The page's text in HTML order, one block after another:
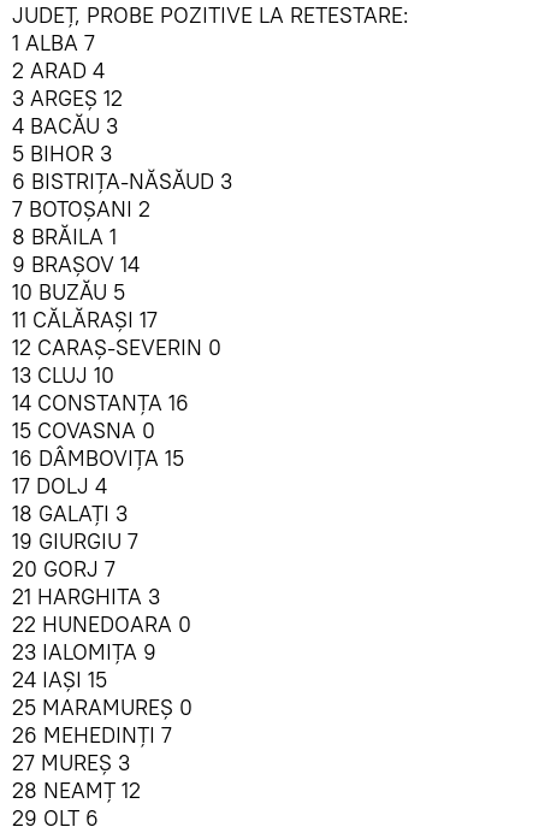
JUDEȚ, PROBE POZITIVE LA RETESTARE:
1 ALBA 7
2 ARAD 4
3 ARGEŞ 12
4 BACĂU 3
5 BIHOR 3
6 BISTRIŢA-NĂSĂUD 3
7 BOTOŞANI 2
8 BRĂILA 1
9 BRAŞOV 14
10 BUZĂU 5
11 CĂLĂRAŞI 17
12 CARAŞ-SEVERIN 0
13 CLUJ 10
14 CONSTANŢA 16
15 COVASNA 0
16 DÂMBOVIŢA 15
17 DOLJ 4
18 GALAŢI 3
19 GIURGIU 7
20 GORJ 7
21 HARGHITA 3
22 HUNEDOARA 0
23 IALOMIŢA 9
24 IAŞI 15
25 MARAMUREŞ 0
26 MEHEDINŢI 7
27 MUREŞ 3
28 NEAMŢ 12
29 OLT 6